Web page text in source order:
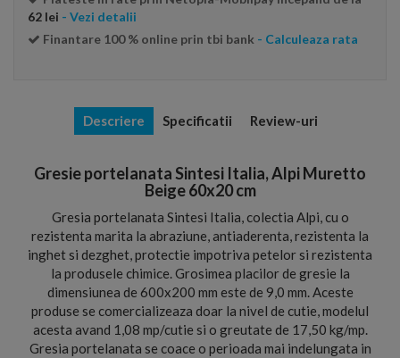
62 lei - Vezi detalii
Finantare 100 % online prin tbi bank - Calculeaza rata
Descriere Specificatii Review-uri
Gresie portelanata Sintesi Italia, Alpi Muretto
Beige 60x20 cm
Gresia portelanata Sintesi Italia, colectia Alpi, cu o
rezistenta marita la abraziune, antiaderenta, rezistenta la
inghet si dezghet, protectie impotriva petelor si rezistenta
la produsele chimice. Grosimea placilor de gresie la
dimensiunea de 600x200 mm este de 9,0 mm. Aceste
produse se comercializeaza doar la nivel de cutie, modelul
acesta avand 1,08 mp/cutie si o greutate de 17,50 kg/mp.
Gresia portelanata se coace o perioada mai indelungata in